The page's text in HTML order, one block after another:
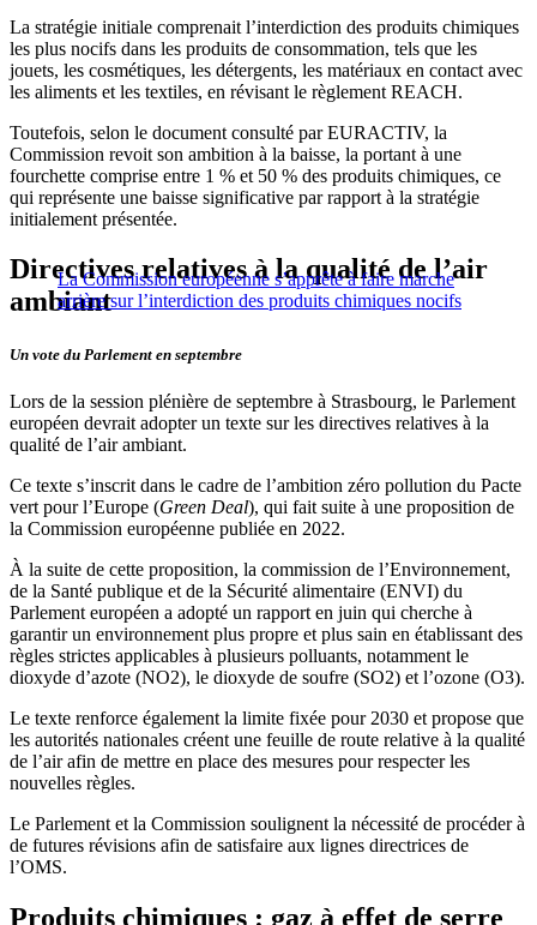
La stratégie initiale comprenait l’interdiction des produits chimiques
les plus nocifs dans les produits de consommation, tels que les
jouets, les cosmétiques, les détergents, les matériaux en contact avec
les aliments et les textiles, en révisant le règlement REACH.
Toutefois, selon le document consulté par EURACTIV, la
Commission revoit son ambition à la baisse, la portant à une
fourchette comprise entre 1 % et 50 % des produits chimiques, ce
qui représente une baisse significative par rapport à la stratégie
initialement présentée.
La Commission européenne s’apprête à faire marche
arrière sur l’interdiction des produits chimiques nocifs
Directives relatives à la qualité de l’air
ambiant
Un vote du Parlement en septembre
Lors de la session plénière de septembre à Strasbourg, le Parlement
européen devrait adopter un texte sur les directives relatives à la
qualité de l’air ambiant.
Ce texte s’inscrit dans le cadre de l’ambition zéro pollution du Pacte
vert pour l’Europe (Green Deal), qui fait suite à une proposition de
la Commission européenne publiée en 2022.
À la suite de cette proposition, la commission de l’Environnement,
de la Santé publique et de la Sécurité alimentaire (ENVI) du
Parlement européen a adopté un rapport en juin qui cherche à
garantir un environnement plus propre et plus sain en établissant des
règles strictes applicables à plusieurs polluants, notamment le
dioxyde d’azote (NO2), le dioxyde de soufre (SO2) et l’ozone (O3).
Le texte renforce également la limite fixée pour 2030 et propose que
les autorités nationales créent une feuille de route relative à la qualité
de l’air afin de mettre en place des mesures pour respecter les
nouvelles règles.
Le Parlement et la Commission soulignent la nécessité de procéder à
de futures révisions afin de satisfaire aux lignes directrices de
l’OMS.
Produits chimiques : gaz à effet de serre